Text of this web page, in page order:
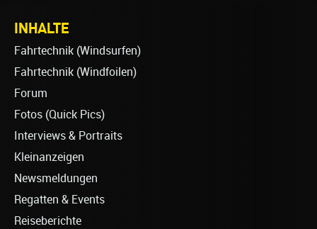
INHALTE
Fahrtechnik (Windsurfen)
Fahrtechnik (Windfoilen)
Forum
Fotos (Quick Pics)
Interviews & Portraits
Kleinanzeigen
Newsmeldungen
Regatten & Events
Reiseberichte